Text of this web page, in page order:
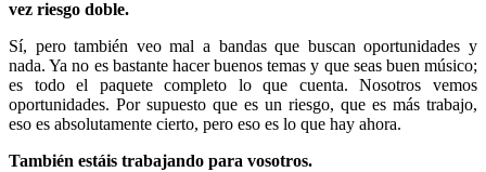
vez riesgo doble.
Sí, pero también veo mal a bandas que buscan oportunidades y
nada. Ya no es bastante hacer buenos temas y que seas buen músico;
es todo el paquete completo lo que cuenta. Nosotros vemos
oportunidades. Por supuesto que es un riesgo, que es más trabajo,
eso es absolutamente cierto, pero eso es lo que hay ahora.
También estáis trabajando para vosotros.